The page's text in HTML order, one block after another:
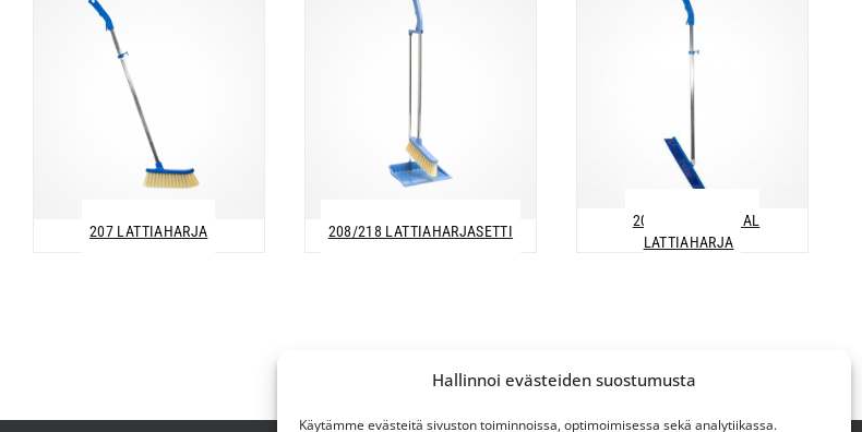
Hallinnoi evästeiden suostumusta
Käytämme evästeitä sivuston toiminnoissa, optimoimisessa sekä analytiikassa.
207 LATTIAHARJA 208/218 LATTIAHARJASETTI
209 PROFESSIONAL
LATTIAHARJA